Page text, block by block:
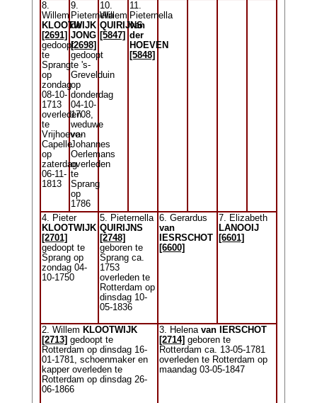
8.
Willem
KLOOTWIJK
[2691]
gedoopt
te
Sprang
op
zondag
08-10-
1713
overleden
te
Vrijhoeve-
Capelle
op
zaterdag
06-11-
1813
9.
Pieternella
de
JONG
[2698]
gedoopt
te 's-
Grevelduin
op
donderdag
04-10-
1708,
weduwe
van
Johannes
Oerlemans
overleden
te
Sprang
op
1786
10.
Willem
QUIRIJNS
[5847]
11.
Pieternella
van
der
HOEVEN
[5848]
4. Pieter
KLOOTWIJK
[2701]
gedoopt te
Sprang op
zondag 04-
10-1750
5. Pieternella
QUIRIJNS
[2748]
geboren te
Sprang ca.
1753
overleden te
Rotterdam op
dinsdag 10-
05-1836
6. Gerardus
van
IESRSCHOT
[6600]
7. Elizabeth
LANOOIJ
[6601]
2. Willem KLOOTWIJK
[2713] gedoopt te
Rotterdam op dinsdag 16-
01-1781, schoenmaker en
kapper overleden te
Rotterdam op dinsdag 26-
06-1866
3. Helena van IERSCHOT
[2714] geboren te
Rotterdam ca. 13-05-1781
overleden te Rotterdam op
maandag 03-05-1847